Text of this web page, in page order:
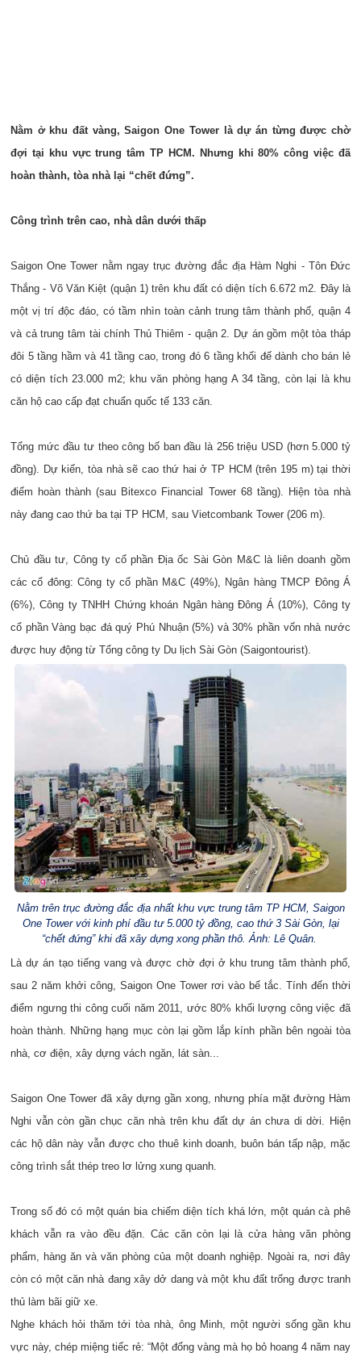
Nằm ở khu đất vàng, Saigon One Tower là dự án từng được chờ
đợi tại khu vực trung tâm TP HCM. Nhưng khi 80% công việc đã
hoàn thành, tòa nhà lại “chết đứng”.
Công trình trên cao, nhà dân dưới thấp
Saigon One Tower nằm ngay trục đường đắc địa Hàm Nghi - Tôn Đức
Thắng - Võ Văn Kiệt (quận 1) trên khu đất có diện tích 6.672 m2. Đây là
một vị trí độc đáo, có tầm nhìn toàn cảnh trung tâm thành phố, quận 4
và cả trung tâm tài chính Thủ Thiêm - quận 2. Dự án gồm một tòa tháp
đôi 5 tầng hầm và 41 tầng cao, trong đó 6 tầng khối đế dành cho bán lẻ
có diện tích 23.000 m2; khu văn phòng hạng A 34 tầng, còn lại là khu
căn hộ cao cấp đạt chuẩn quốc tế 133 căn.
Tổng mức đầu tư theo công bố ban đầu là 256 triệu USD (hơn 5.000 tỷ
đồng). Dự kiến, tòa nhà sẽ cao thứ hai ở TP HCM (trên 195 m) tại thời
điểm hoàn thành (sau Bitexco Financial Tower 68 tầng). Hiện tòa nhà
này đang cao thứ ba tại TP HCM, sau Vietcombank Tower (206 m).
Chủ đầu tư, Công ty cổ phần Địa ốc Sài Gòn M&C là liên doanh gồm
các cổ đông: Công ty cổ phần M&C (49%), Ngân hàng TMCP Đông Á
(6%), Công ty TNHH Chứng khoán Ngân hàng Đông Á (10%), Công ty
cổ phần Vàng bạc đá quý Phú Nhuận (5%) và 30% phần vốn nhà nước
được huy động từ Tổng công ty Du lịch Sài Gòn (Saigontourist).
Nằm trên trục đường đắc địa nhất khu vực trung tâm TP HCM, Saigon
One Tower với kinh phí đầu tư 5.000 tỷ đồng, cao thứ 3 Sài Gòn, lại
“chết đứng” khi đã xây dựng xong phần thô. Ảnh: Lê Quân.
Là dự án tạo tiếng vang và được chờ đợi ở khu trung tâm thành phố,
sau 2 năm khởi công, Saigon One Tower rơi vào bế tắc. Tính đến thời
điểm ngưng thi công cuối năm 2011, ước 80% khối lượng công việc đã
hoàn thành. Những hạng mục còn lại gồm lắp kính phần bên ngoài tòa
nhà, cơ điện, xây dựng vách ngăn, lát sàn...
Saigon One Tower đã xây dựng gần xong, nhưng phía mặt đường Hàm
Nghi vẫn còn gần chục căn nhà trên khu đất dự án chưa di dời. Hiện
các hộ dân này vẫn được cho thuê kinh doanh, buôn bán tấp nập, mặc
công trình sắt thép treo lơ lửng xung quanh.
Trong số đó có một quán bia chiếm diện tích khá lớn, một quán cà phê
khách vẫn ra vào đều đặn. Các căn còn lại là cửa hàng văn phòng
phẩm, hàng ăn và văn phòng của một doanh nghiệp. Ngoài ra, nơi đây
còn có một căn nhà đang xây dở dang và một khu đất trống được tranh
thủ làm bãi giữ xe.
Nghe khách hỏi thăm tới tòa nhà, ông Minh, một người sống gần khu
vực này, chép miệng tiếc rẻ: “Một đống vàng mà họ bỏ hoang 4 năm nay